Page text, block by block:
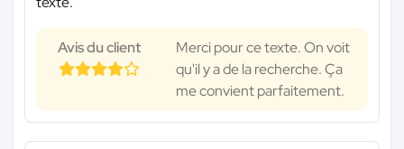
Avis du client
Merci pour ce texte. On voit
qu'il y a de la recherche. Ça
me convient parfaitement.